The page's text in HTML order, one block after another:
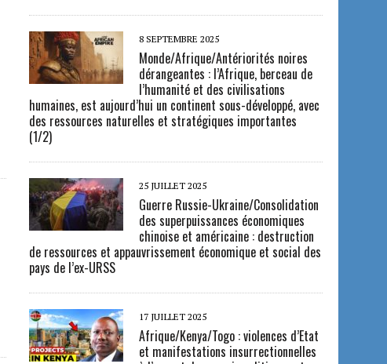
8 SEPTEMBRE 2025
Monde/Afrique/Antériorités noires
dérangeantes : l’Afrique, berceau de
l’humanité et des civilisations
humaines, est aujourd’hui un continent sous-développé, avec
des ressources naturelles et stratégiques importantes
(1/2)
25 JUILLET 2025
Guerre Russie-Ukraine/Consolidation
des superpuissances économiques
chinoise et américaine : destruction
de ressources et appauvrissement économique et social des
pays de l’ex-URSS
17 JUILLET 2025
Afrique/Kenya/Togo : violences d’Etat
et manifestations insurrectionnelles